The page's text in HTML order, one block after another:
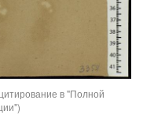
в "Полной